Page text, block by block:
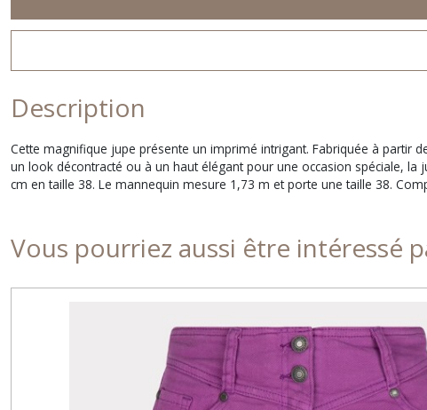
Description
Cette magnifique jupe présente un imprimé intrigant. Fabriquée à partir
un look décontracté ou à un haut élégant pour une occasion spéciale,
cm en taille 38. Le mannequin mesure 1,73 m et porte une taille 38.
Vous pourriez aussi être intéressé